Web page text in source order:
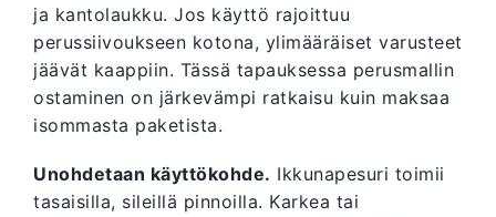
ja kantolaukku. Jos käyttö rajoittuu
perussiivoukseen kotona, ylimääräiset varusteet
jäävät kaappiin. Tässä tapauksessa perusmallin
ostaminen on järkevämpi ratkaisu kuin maksaa
isommasta paketista.
Unohdetaan käyttökohde. Ikkunapesuri toimii
tasaisilla, sileillä pinnoilla. Karkea tai